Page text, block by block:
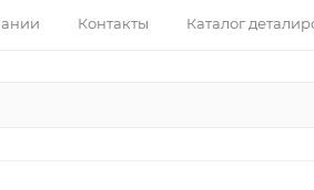
Контакты Каталог